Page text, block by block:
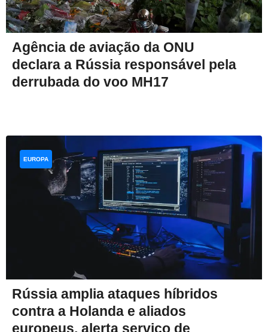
Agência de aviação da ONU
declara a Rússia responsável pela
derrubada do voo MH17
Rússia amplia ataques híbridos
contra a Holanda e aliados
europeus, alerta serviço de
EUROPA